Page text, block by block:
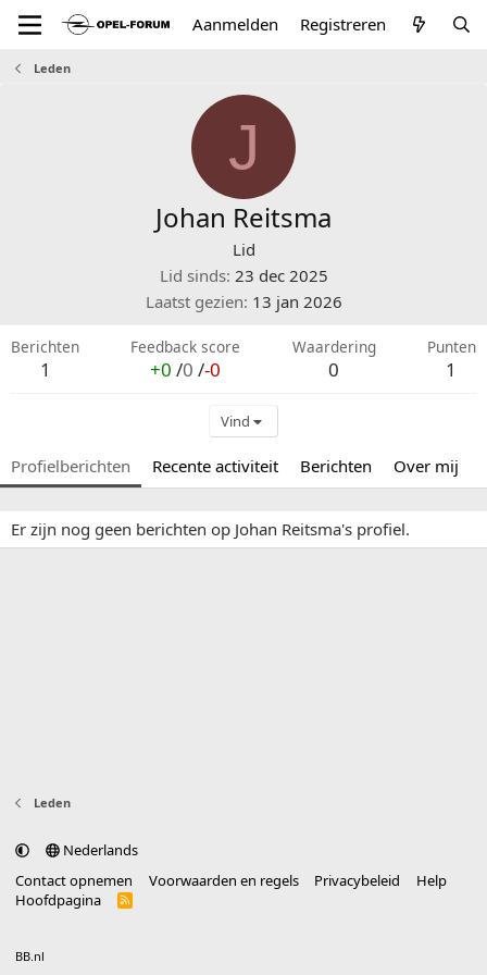
Aanmelden Registreren
Leden
J
Johan Reitsma
Lid
Lid sinds 23 dec 2025
Laatst gezien 13 jan 2026
Berichten
1
Feedback score
+0 /0 /-0
Waardering
0
Punten
1
Vind
Profielberichten Recente activiteit Berichten Over mij
Er zijn nog geen berichten op Johan Reitsma's profiel.
Leden
Nederlands
Contact opnemen
Voorwaarden en regels Privacybeleid
Help
Hoofdpagina
R
BB.nl